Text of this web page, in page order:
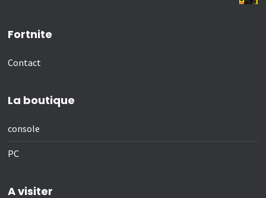
Fortnite
Contact
La boutique
console
PC
A visiter